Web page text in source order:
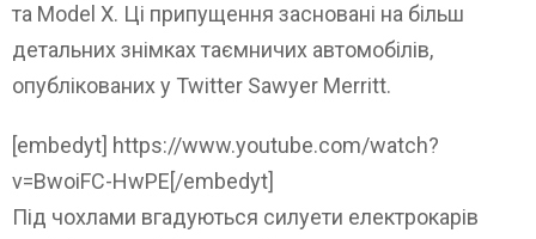
та Model X. Ці припущення засновані на більш
детальних знімках таємничих автомобілів,
опублікованих у Twitter Sawyer Merritt.
[embedyt] https://www.youtube.com/watch?
v=BwoiFC-HwPE[/embedyt]
Під чохлами вгадуються силуети електрокарів